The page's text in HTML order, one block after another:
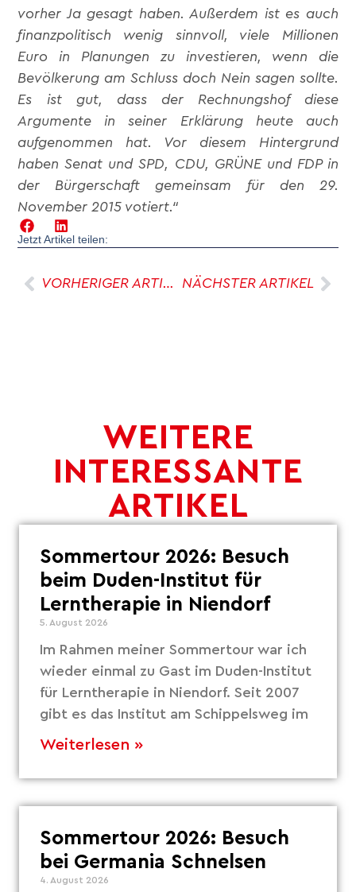
vorher Ja gesagt haben. Außerdem ist es auch
finanzpolitisch wenig sinnvoll, viele Millionen
Euro in Planungen zu investieren, wenn die
Bevölkerung am Schluss doch Nein sagen sollte.
Es ist gut, dass der Rechnungshof diese
Argumente in seiner Erklärung heute auch
aufgenommen hat. Vor diesem Hintergrund
haben Senat und SPD, CDU, GRÜNE und FDP in
der Bürgerschaft gemeinsam für den 29.
November 2015 votiert.“
Jetzt Artikel teilen:
VORHERIGER ARTIKEL NÄCHSTER ARTIKEL
WEITERE
INTERESSANTE
ARTIKEL
Sommertour 2026: Besuch
beim Duden-Institut für
Lerntherapie in Niendorf
5. August 2026
Im Rahmen meiner Sommertour war ich
wieder einmal zu Gast im Duden-Institut
für Lerntherapie in Niendorf. Seit 2007
gibt es das Institut am Schippelsweg im
Weiterlesen »
Sommertour 2026: Besuch
bei Germania Schnelsen
4. August 2026